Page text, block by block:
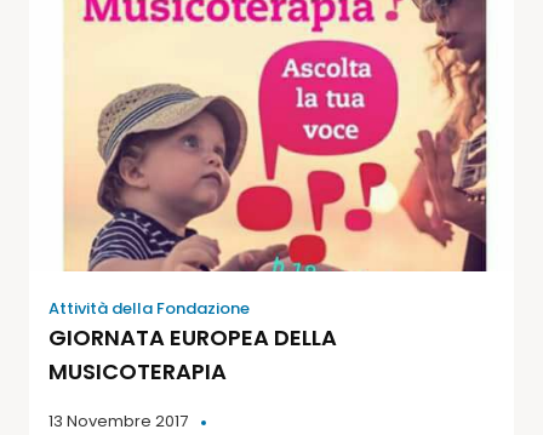
Attività della Fondazione
GIORNATA EUROPEA DELLA
MUSICOTERAPIA
13 Novembre 2017